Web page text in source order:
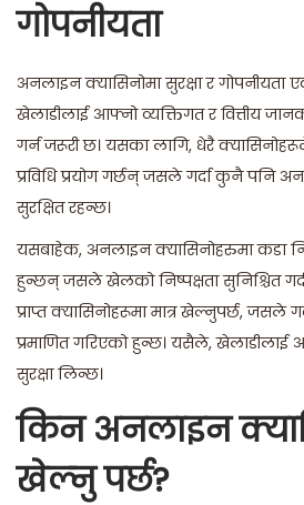
गोपनीयता
अनलाइन क्यासिनोमा सुरक्षा र गोपनीयता
खेलाडीलाई आफ्नो व्यक्तिगत र वित्तीय
गर्न जरूरी छ। यसका लागि, धेरै
प्रविधि प्रयोग गर्छन् जसले गर्दा कुनै पनि
सुरक्षित रहन्छ।
यसबाहेक, अनलाइन क्यासिनोहरुमा कडा
हुन्छन् जसले खेलको निष्पक्षता सुनिश्चित
प्राप्त क्यासिनोहरूमा मात्र खेल्नुपर्छ, जसले
प्रमाणित गरिएको हुन्छ। यसैले, खेलाडीलाई
सुरक्षा लिन्छ।
किन अनलाइन
खेल्नु पर्छ?